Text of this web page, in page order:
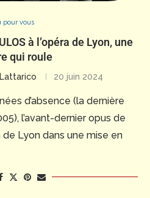
pour vous
à l’opéra de Lyon, une
qui roule
20 juin 2024
d’absence (la dernière
l’avant-dernier opus de
de Lyon dans une mise en